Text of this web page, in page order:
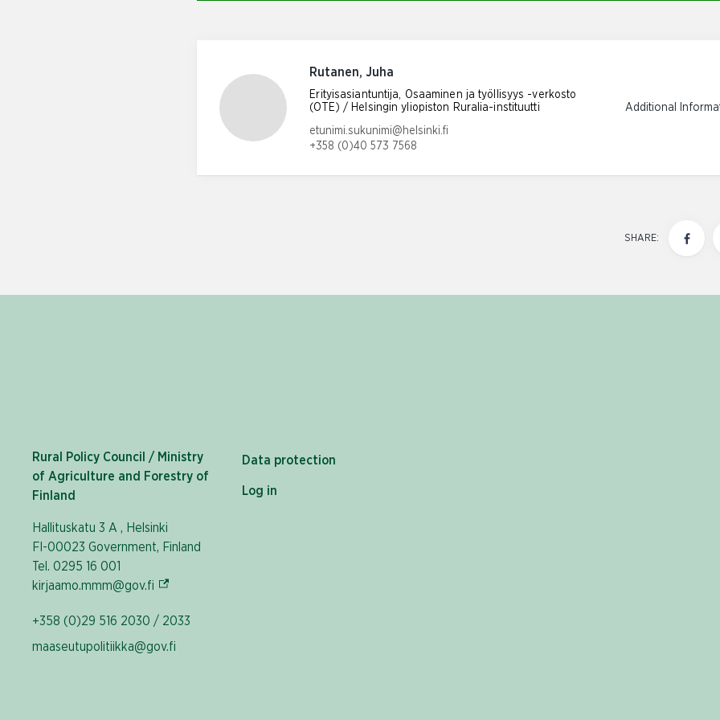
Rutanen, Juha
Erityisasiantuntija, Osaaminen ja työllisyys -verkosto
(OTE) / Helsingin yliopiston Ruralia-instituutti
Email address:
etunimi.sukunimi@helsinki.fi
Phone number:
+358 (0)40 573 7568
Additional
SHARE:
Rural Policy Council / Ministry
of Agriculture and Forestry of
Finland
Hallituskatu 3 A , Helsinki
FI-00023 Government, Finland
Tel. 0295 16 001
kirjaamo.mmm@gov.fi (External link)
+358 (0)29 516 2030 / 2033
maaseutupolitiikka@gov.fi
Data protection
Log in